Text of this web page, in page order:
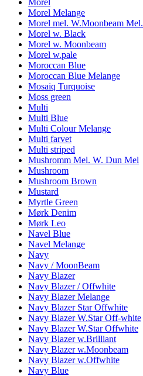
Morel Melange
Morel mel. W.Moonbeam Mel.
Morel w. Black
Morel w. Moonbeam
Morel w.pale
Moroccan Blue
Moroccan Blue Melange
Mosaiq Turquoise
Moss green
Multi
Multi Blue
Multi Colour Melange
Multi farvet
Multi striped
Mushromm Mel. W. Dun Mel
Mushroom
Mushroom Brown
Mustard
Myrtle Green
Mørk Denim
Mørk Leo
Navel Blue
Navel Melange
Navy
Navy / MoonBeam
Navy Blazer
Navy Blazer / Offwhite
Navy Blazer Melange
Navy Blazer Star Offwhite
Navy Blazer W.Star Off-white
Navy Blazer W.Star Offwhite
Navy Blazer w.Brilliant
Navy Blazer w.Moonbeam
Navy Blazer w.Offwhite
Navy Blue